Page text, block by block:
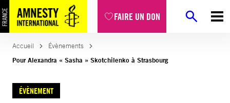
FAIRE UN DON
Accueil
Évènements
Pour Alexandra « Sasha » Skotchilenko à Strasbourg
ÉVÈNEMENT